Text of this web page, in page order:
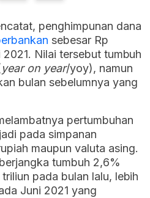
penghimpunan dana
sebesar Rp
Nilai tersebut tumbuh
year on year/yoy), namun
bulan sebelumnya yang
pertumbuhan
pada simpanan
maupun valuta asing.
tumbuh 2,6%
pada bulan lalu, lebih
Juni 2021 yang